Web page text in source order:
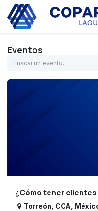
Ir al contenido
Eventos
¿Cómo tener
Torreón COA